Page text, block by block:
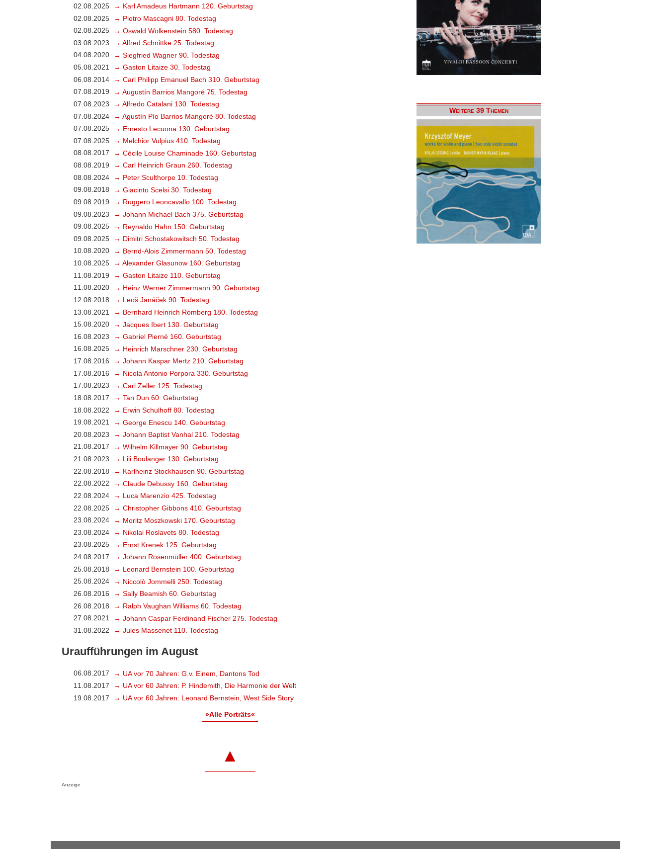
02.08.2025
→ Karl Amadeus Hartmann 120. Geburtstag
02.08.2025
→ Pietro Mascagni 80. Todestag
02.08.2025
→ Oswald Wolkenstein 580. Todestag
03.08.2023
→ Alfred Schnittke 25. Todestag
04.08.2020
→ Siegfried Wagner 90. Todestag
05.08.2021
→ Gaston Litaize 30. Todestag
06.08.2014
→ Carl Philipp Emanuel Bach 310. Geburtstag
07.08.2019
→ Augustín Barrios Mangoré 75. Todestag
07.08.2023
→ Alfredo Catalani 130. Todestag
07.08.2024
→ Agustín Pío Barrios Mangoré 80. Todestag
07.08.2025
→ Ernesto Lecuona 130. Geburtstag
07.08.2025
→ Melchior Vulpius 410. Todestag
08.08.2017
→ Cécile Louise Chaminade 160. Geburtstag
08.08.2019
→ Carl Heinrich Graun 260. Todestag
08.08.2024
→ Peter Sculthorpe 10. Todestag
09.08.2018
→ Giacinto Scelsi 30. Todestag
09.08.2019
→ Ruggero Leoncavallo 100. Todestag
09.08.2023
→ Johann Michael Bach 375. Geburtstag
09.08.2025
→ Reynaldo Hahn 150. Geburtstag
09.08.2025
→ Dimitri Schostakowitsch 50. Todestag
10.08.2020
→ Bernd-Alois Zimmermann 50. Todestag
10.08.2025
→ Alexander Glasunow 160. Geburtstag
11.08.2019
→ Gaston Litaize 110. Geburtstag
11.08.2020
→ Heinz Werner Zimmermann 90. Geburtstag
12.08.2018
→ Leoš Janáček 90. Todestag
13.08.2021
→ Bernhard Heinrich Romberg 180. Todestag
15.08.2020
→ Jacques Ibert 130. Geburtstag
16.08.2023
→ Gabriel Pierné 160. Geburtstag
16.08.2025
→ Heinrich Marschner 230. Geburtstag
17.08.2016
→ Johann Kaspar Mertz 210. Geburtstag
17.08.2016
→ Nicola Antonio Porpora 330. Geburtstag
17.08.2023
→ Carl Zeller 125. Todestag
18.08.2017
→ Tan Dun 60. Geburtstag
18.08.2022
→ Erwin Schulhoff 80. Todestag
19.08.2021
→ George Enescu 140. Geburtstag
20.08.2023
→ Johann Baptist Vanhal 210. Todestag
21.08.2017
→ Wilhelm Killmayer 90. Geburtstag
21.08.2023
→ Lili Boulanger 130. Geburtstag
22.08.2018
→ Karlheinz Stockhausen 90. Geburtstag
22.08.2022
→ Claude Debussy 160. Geburtstag
22.08.2024
→ Luca Marenzio 425. Todestag
22.08.2025
→ Christopher Gibbons 410. Geburtstag
23.08.2024
→ Moritz Moszkowski 170. Geburtstag
23.08.2024
→ Nikolai Roslavets 80. Todestag
23.08.2025
→ Ernst Krenek 125. Geburtstag
24.08.2017
→ Johann Rosenmüller 400. Geburtstag
25.08.2018
→ Leonard Bernstein 100. Geburtstag
25.08.2024
→ Niccolò Jommelli 250. Todestag
26.08.2016
→ Sally Beamish 60. Geburtstag
26.08.2018
→ Ralph Vaughan Williams 60. Todestag
27.08.2021
→ Johann Caspar Ferdinand Fischer 275. Todestag
31.08.2022
→ Jules Massenet 110. Todestag
Uraufführungen im August
06.08.2017
→ UA vor 70 Jahren: G.v. Einem, Dantons Tod
11.08.2017
→ UA vor 60 Jahren: P. Hindemith, Die Harmonie der Welt
19.08.2017
→ UA vor 60 Jahren: Leonard Bernstein, West Side Story
»Alle Porträts«
▲
Anzeige
Weitere 39 Themen